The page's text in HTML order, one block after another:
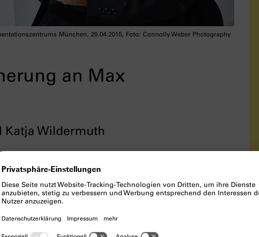
an Max
Wildermuth
München, 29.04.2015, Foto: Connolly Weber Photography
dem Holocaust-Überlebenden Max
Appell an die Jugend ist im Grundstein des
der Platz vor dem Haus nach ihm benannt
Max-Mannheimer-Platz 1.